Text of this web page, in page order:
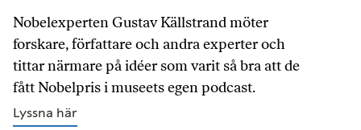
Nobelexperten Gustav Källstrand möter
forskare, författare och andra experter och
tittar närmare på idéer som varit så bra att de
fått Nobelpris i museets egen podcast.
Lyssna här